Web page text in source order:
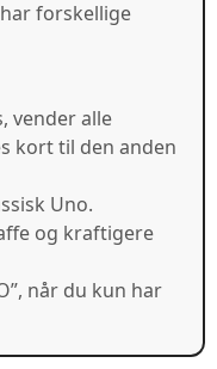
forskellige
vender alle
kort til den anden
Uno.
og kraftigere
når du kun har